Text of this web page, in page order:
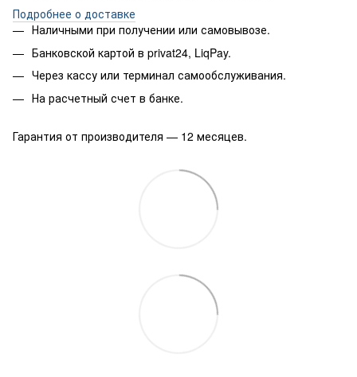
Подробнее о доставке
Наличными при получении или самовывозе.
Банковской картой в privat24, LiqPay.
Через кассу или терминал самообслуживания.
На расчетный счет в банке.
Гарантия от производителя — 12 месяцев.